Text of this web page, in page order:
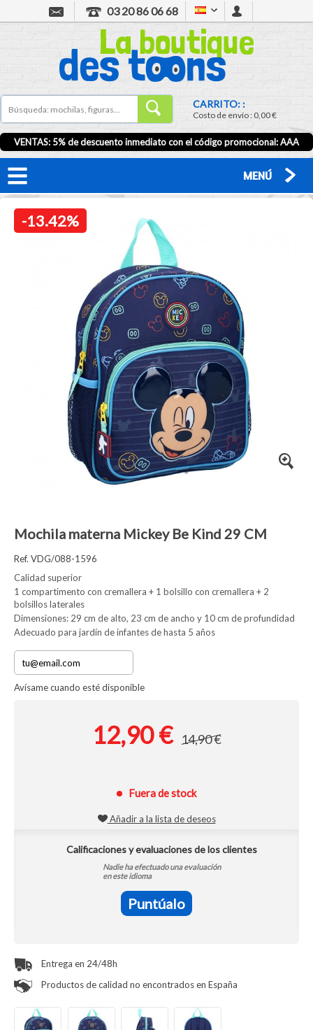
03 20 86 06 68
CARRITO: :
Costo de envío :0,00 €
VENTAS: 5% de descuento inmediato con el código promocional:AAA
MENÚ
-13.42%
Mochila materna Mickey Be Kind 29 CM
Ref. VDG/088-1596
Calidad superior
1 compartimento con cremallera + 1 bolsillo con cremallera + 2
bolsillos laterales
Dimensiones: 29 cm de alto, 23 cm de ancho y 10 cm de profundidad
Adecuado para jardín de infantes de hasta 5 años
Avísame cuando esté disponible
12,90 € 14,90 €
Fuera de stock
Añadir a la lista de deseos
Calificaciones y evaluaciones de los clientes
Nadie ha efectuado una evaluación
en este idioma
Puntúalo
Entrega en 24/48h
Productos de calidad no encontrados en España